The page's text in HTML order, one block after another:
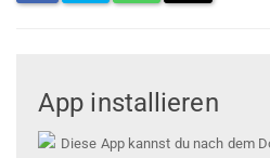
App installieren
Diese App kannst du nach dem